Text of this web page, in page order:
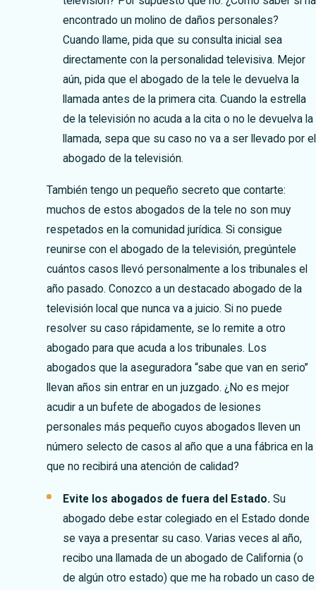
encontrado un molino de daños personales?
Cuando llame, pida que su consulta inicial sea
directamente con la personalidad televisiva. Mejor
aún, pida que el abogado de la tele le devuelva la
llamada antes de la primera cita. Cuando la estrella
de la televisión no acuda a la cita o no le devuelva la
llamada, sepa que su caso no va a ser llevado por el
abogado de la televisión.
También tengo un pequeño secreto que contarte:
muchos de estos abogados de la tele no son muy
respetados en la comunidad jurídica. Si consigue
reunirse con el abogado de la televisión, pregúntele
cuántos casos llevó personalmente a los tribunales el
año pasado. Conozco a un destacado abogado de la
televisión local que nunca va a juicio. Si no puede
resolver su caso rápidamente, se lo remite a otro
abogado para que acuda a los tribunales. Los
abogados que la aseguradora “sabe que van en serio”
llevan años sin entrar en un juzgado. ¿No es mejor
acudir a un bufete de abogados de lesiones
personales más pequeño cuyos abogados lleven un
número selecto de casos al año que a una fábrica en la
que no recibirá una atención de calidad?
Evite los abogados de fuera del Estado. Su
abogado debe estar colegiado en el Estado donde
se vaya a presentar su caso. Varias veces al año,
recibo una llamada de un abogado de California (o
de algún otro estado) que me ha robado un caso de